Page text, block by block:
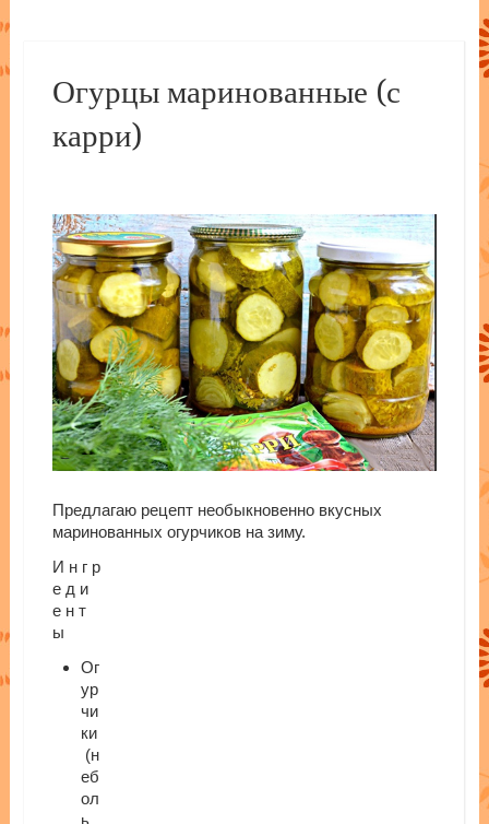
Огурцы маринованные (с
карри)
Предлагаю рецепт необыкновенно вкусных
маринованных огурчиков на зиму.
И н г р
е д и
е н т
ы
Ог
ур
чи
ки
(н
еб
ол
ь